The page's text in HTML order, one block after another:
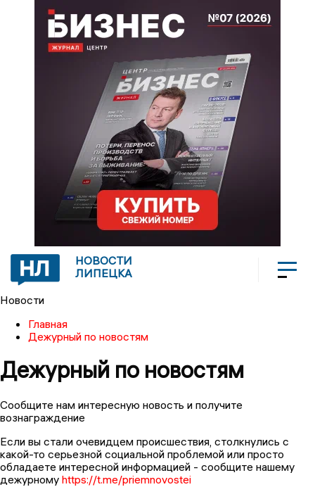
НОВОСТИ
ЛИПЕЦКА
Новости
Главная
Дежурный по новостям
Дежурный по новостям
Сообщите️ нам️ интересную️ новость️ и️ получите️
вознаграждение
️Если️ вы️ стали️ очевидцем️ происшествия,️ столкнулись️ с️
какой-то️ серьезной️ социальной проблемой️ или️ просто️
обладаете️ интересной️ информацией️ -️ сообщите️ нашему️
дежурному️ ️ https://t.me/priemnovostei️️